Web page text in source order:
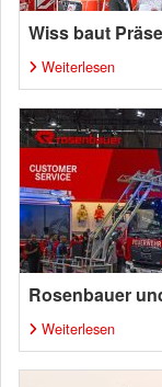
Wiss baut
Weiterlesen
Rosenbauer
Weiterlesen